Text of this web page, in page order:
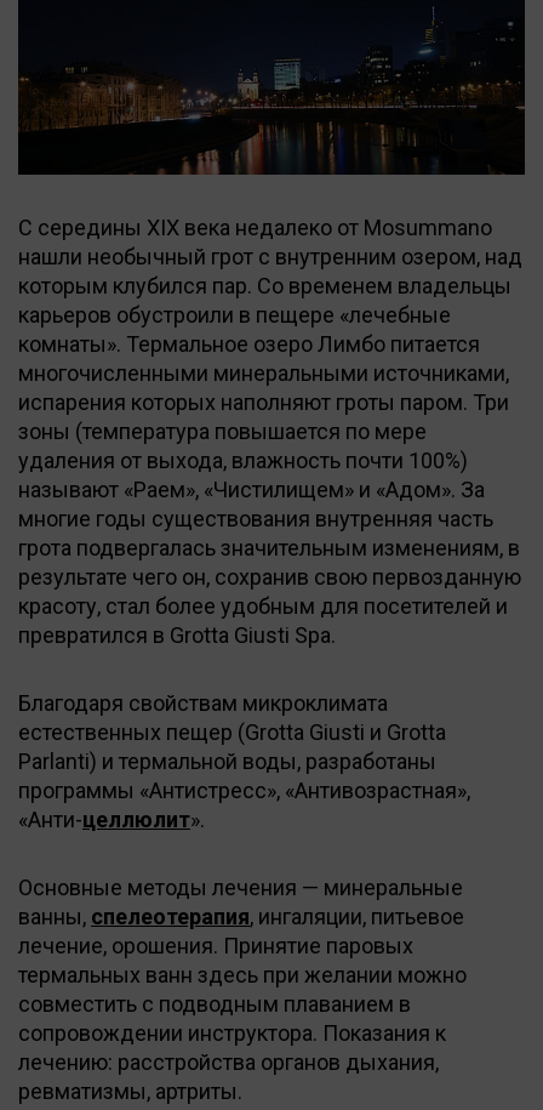
С середины XIX века недалеко от Mosummano
нашли необычный грот с внутренним озером, над
которым клубился пар. Со временем владельцы
карьеров обустроили в пещере «лечебные
комнаты». Термальное озеро Лимбо питается
многочисленными минеральными источниками,
испарения которых наполняют гроты паром. Три
зоны (температура повышается по мере
удаления от выхода, влажность почти 100%)
называют «Раем», «Чистилищем» и «Адом». За
многие годы существования внутренняя часть
грота подвергалась значительным изменениям, в
результате чего он, сохранив свою первозданную
красоту, стал более удобным для посетителей и
превратился в Grotta Giusti Spa.
Благодаря свойствам микроклимата
естественных пещер (Grotta Giusti и Grotta
Parlanti) и термальной воды, разработаны
программы «Антистресс», «Антивозрастная»,
«Анти-целлюлит».
Основные методы лечения — минеральные
ванны, спелеотерапия, ингаляции, питьевое
лечение, орошения. Принятие паровых
термальных ванн здесь при желании можно
совместить с подводным плаванием в
сопровождении инструктора. Показания к
лечению: расстройства органов дыхания,
ревматизмы, артриты.